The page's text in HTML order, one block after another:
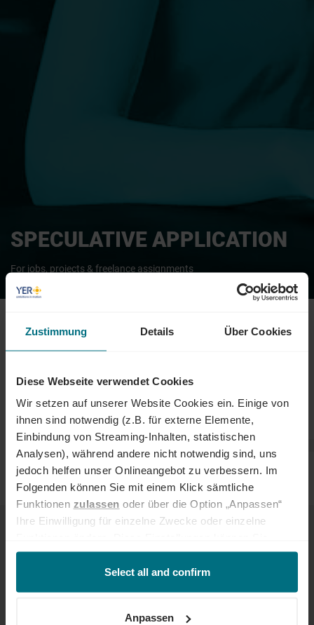
Zustimmung Details Über Cookies
Diese Webseite verwendet Cookies
Wir setzen auf unserer Website Cookies ein. Einige von
ihnen sind notwendig (z.B. für externe Elemente,
Einbindung von Streaming-Inhalten, statistischen
Analysen), während andere nicht notwendig sind, uns
jedoch helfen unser Onlineangebot zu verbessern. Im
Folgenden können Sie mit einem Klick sämtliche
Funktionen zulassen oder über die Option „Anpassen“
Ihre Einwilligung für einzelne Zwecke oder einzelne
jederzeit über unserenCookie-Hinweisaufrufen
und/oder nachträglich jederzeit anpassen. Weitere
Informationen erhalten Sie über unseren
Select all and confirm
Anpassen
SPECULATIVE APPLICATION
For jobs, projects & freelance assignments
CAN'T FIND A SUITABLE JOB OR PROJECT? NO
PROBLEM!
freelancer. We will review your documents and contact you if we
Our service is of coursefree of charge.
SPECULATIVE APPLICATION